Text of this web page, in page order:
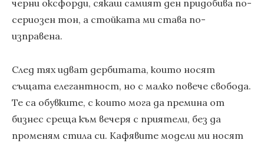
черни оксфорди, сякаш самият ден придобива по-
сериозен тон, а стойката ми става по-
изправена.
След тях идват дербитата, които носят
същата елегантност, но с малко повече свобода.
Те са обувките, с които мога да премина от
бизнес среща към вечеря с приятели, без да
променям стила си. Кафявите модели ми носят